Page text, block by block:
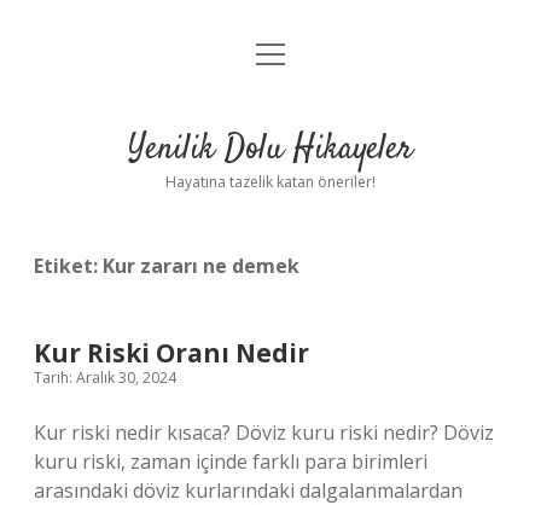
Anasayfa
Yasal Uyarı
menüyü
Yenilik Dolu Hikayeler
Hayatına tazelik katan öneriler!
Etiket: Kur zararı ne demek
Kur Riski Oranı Nedir
Tarih: Aralık 30, 2024
Kur riski nedir kısaca? Döviz kuru riski nedir? Döviz
kuru riski, zaman içinde farklı para birimleri
arasındaki döviz kurlarındaki dalgalanmalardan